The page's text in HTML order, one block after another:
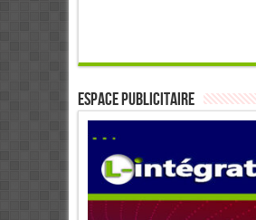
ESPACE PUBLICITAIRE